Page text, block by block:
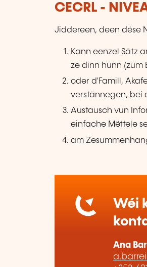
CECRL -
Jiddereen, deen dëse
Kann eenzel Sätz
ze dinn hunn (zum
oder d'Famill,
verstännegen, bei
Austausch vun
einfache Mëttele
am
Wéi
Ana